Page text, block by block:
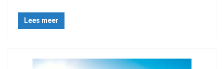
Lees meer